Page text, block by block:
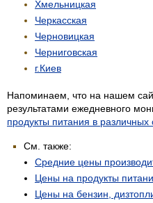
Хмельницкая
Черкасская
Черновицкая
Черниговская
г.Киев
Напоминаем, что на нашем
результатами ежедневного
продукты питания в различных
См. также:
Средние цены
Цены на продукты
Цены на бензин,